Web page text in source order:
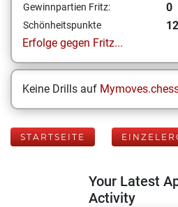
Gewinnpartien Fritz: 0
Schönheitspunkte
12
Erfolge gegen Fritz...
Keine Drills auf
STARTSEITE
Your Latest
Activity